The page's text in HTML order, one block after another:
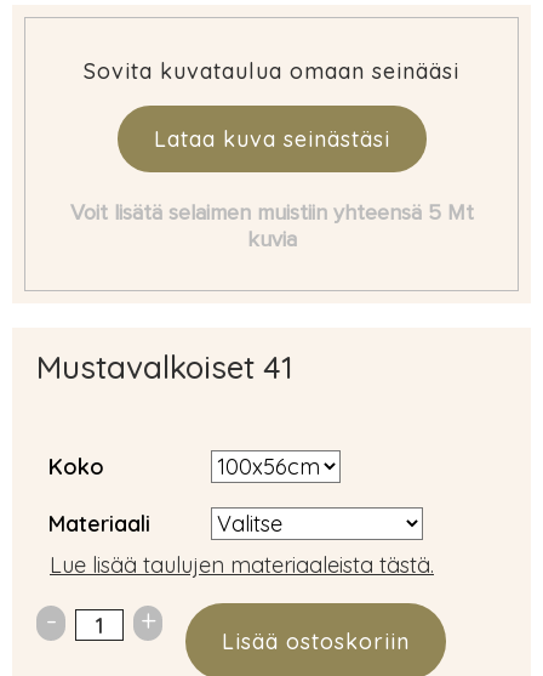
Sovita kuvataulua omaan seinääsi
Lataa kuva seinästäsi
Voit lisätä selaimen muistiin yhteensä 5 Mt
kuvia
Mustavalkoiset 41
Koko
Materiaali
Lue lisää taulujen materiaaleista tästä.
Lisää ostoskoriin